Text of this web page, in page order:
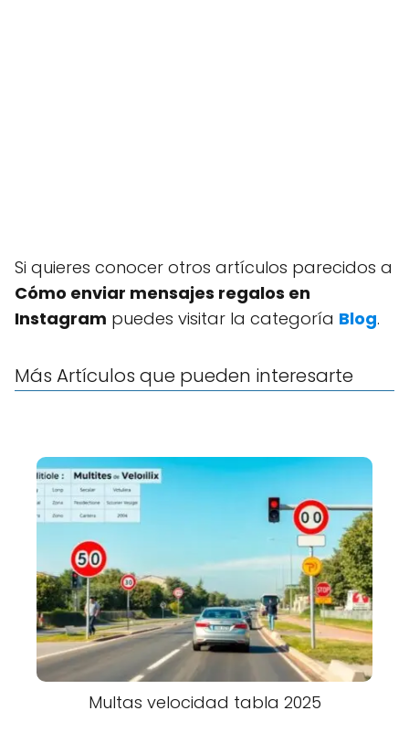
Si quieres conocer otros artículos parecidos a
Cómo enviar mensajes regalos en
Instagram puedes visitar la categoría Blog.
Más Artículos que pueden interesarte
Multas velocidad tabla 2025